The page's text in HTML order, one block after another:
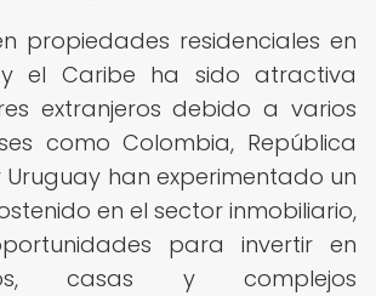
propiedades residenciales en
y el Caribe ha sido atractiva
extranjeros debido a varios
como Colombia, República
Uruguay han experimentado un
en el sector inmobiliario,
para invertir en
casas y complejos